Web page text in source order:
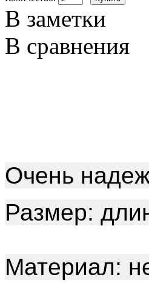
В заметки
В сравнения
Очень
Размер:
Материал: